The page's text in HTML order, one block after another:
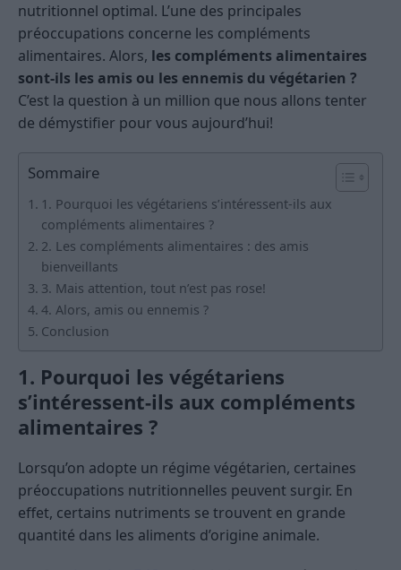
nutritionnel optimal. L’une des principales
préoccupations concerne les compléments
alimentaires. Alors, les compléments alimentaires
sont-ils les amis ou les ennemis du végétarien ?
C’est la question à un million que nous allons tenter
de démystifier pour vous aujourd’hui!
Sommaire
1. Pourquoi les végétariens s’intéressent-ils aux
compléments alimentaires ?
2. Les compléments alimentaires : des amis
bienveillants
3. Mais attention, tout n’est pas rose!
4. Alors, amis ou ennemis ?
Conclusion
1. Pourquoi les végétariens
s’intéressent-ils aux compléments
alimentaires ?
Lorsqu’on adopte un régime végétarien, certaines
préoccupations nutritionnelles peuvent surgir. En
effet, certains nutriments se trouvent en grande
quantité dans les aliments d’origine animale.